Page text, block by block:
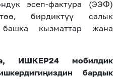
эсеп-фактура (ЭЭФ)
бирдиктүү салык
кызматтар жана
ИШКЕР24 мобилдик
бардык